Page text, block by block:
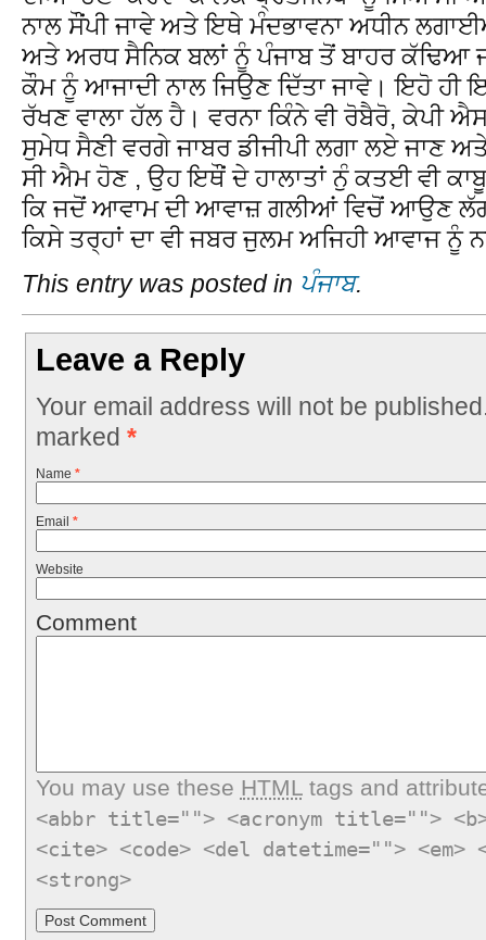
ਨਾਲ ਸੌਂਪੀ ਜਾਵੇ ਅਤੇ ਇਥੇ ਮੰਦਭਾਵਨਾ ਅਧੀਨ
ਅਤੇ ਅਰਧ ਸੈਨਿਕ ਬਲਾਂ ਨੂੰ ਪੰਜਾਬ ਤੋਂ ਬਾਹਰ ਕੱਢਿਆ
ਕੌਮ ਨੂੰ ਆਜਾਦੀ ਨਾਲ ਜਿਉਣ ਦਿੱਤਾ ਜਾਵੇ। ਇਹੋ
ਰੱਖਣ ਵਾਲਾ ਹੱਲ ਹੈ। ਵਰਨਾ ਕਿੰਨੇ ਵੀ ਰੋਬੈਰੋ, ਕੇਪੀ
ਸੁਮੇਧ ਸੈਣੀ ਵਰਗੇ ਜਾਬਰ ਡੀਜੀਪੀ ਲਗਾ ਲਏ ਜਾਣ
ਸੀ ਐਮ ਹੋਣ , ਉਹ ਇਥੌਂ ਦੇ ਹਾਲਾਤਾਂ ਨੁੰ ਕਤਈ ਵੀ
ਕਿ ਜਦੋਂ ਆਵਾਮ ਦੀ ਆਵਾਜ਼ ਗਲੀਆਂ ਵਿਚੋਂ ਆਉਣ
ਕਿਸੇ ਤਰ੍ਹਾਂ ਦਾ ਵੀ ਜਬਰ ਜੁਲਮ ਅਜਿਹੀ ਆਵਾਜ ਨੂੰ
This entry was posted in ਪੰਜਾਬ.
Leave a Reply
Your email address will not be
marked *
Name *
Email *
Website
Comment
You may use these HTMLtags and
<abbr title=""> <acronym title="">
<cite> <code> <del datetime="">
<strong>